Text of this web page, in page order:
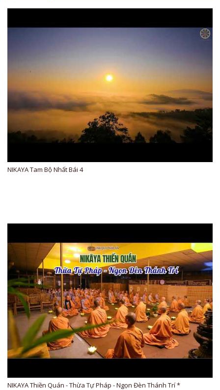
NIKAYA Tam Bộ Nhất Bái 4
NIKAYA Thiền Quán - Thừa Tự Pháp - Ngọn Đèn Thánh Trí *